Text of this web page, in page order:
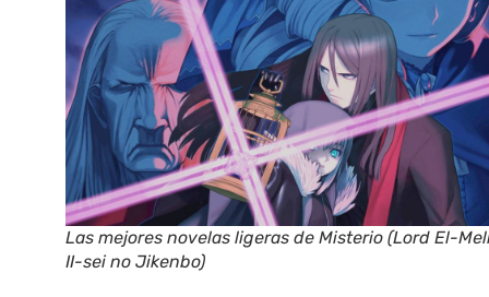
Las mejores novelas ligeras de Misterio (Lord El-
II-sei no Jikenbo)